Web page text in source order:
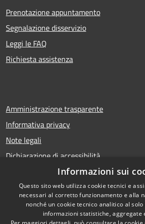
Prenotazione appuntamento
Segnalazione disservizio
Leggi le FAQ
Richiesta assistenza
Amministrazione trasparente
Informativa privacy
Note legali
Dichiarazione di accessibilità
RSS
Accessibilità
Informazioni sui
Questo sito web utilizza cookie tecnici e
necessari al corretto funzionamento e alla
nonché un cookie tecnico analitico al
informazioni statistiche, aggregate